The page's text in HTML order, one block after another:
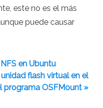
este no es el más
puede causar
en Ubuntu
flash virtual en el
programa OSFMount »